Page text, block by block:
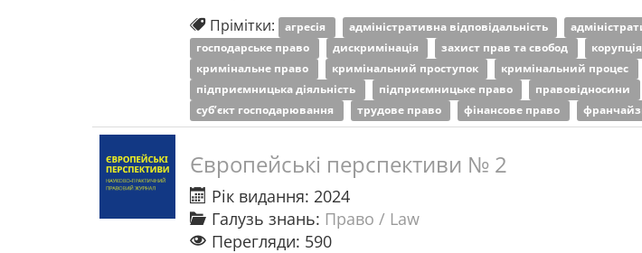
Прімітки: агресія адміністративна відповідальність
господарське право
дискримінація захист прав та свобод корупція
кримінальне право
кримінальний проступок кримінальний процес
підприємницька діяльність
підприємницьке право правовідносини
суб’єкт господарювання
трудове право фінансове право
Європейські перспективи № 2
Рік видання: 2024
Галузь знань: Право / Law
Перегляди: 590